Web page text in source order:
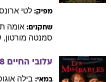
מפיק: לטי
שחקנים: אומה
סמנטה מורטון,
עלובי החיים
במאי: בילה